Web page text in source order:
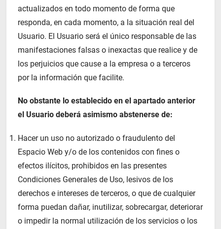
actualizados en todo momento de forma que
responda, en cada momento, a la situación real del
Usuario. El Usuario será el único responsable de las
manifestaciones falsas o inexactas que realice y de
los perjuicios que cause a la empresa o a terceros
por la información que facilite.
No obstante lo establecido en el apartado anterior
el Usuario deberá asimismo abstenerse de:
Hacer un uso no autorizado o fraudulento del
Espacio Web y/o de los contenidos con fines o
efectos ilícitos, prohibidos en las presentes
Condiciones Generales de Uso, lesivos de los
derechos e intereses de terceros, o que de cualquier
forma puedan dañar, inutilizar, sobrecargar, deteriorar
o impedir la normal utilización de los servicios o los